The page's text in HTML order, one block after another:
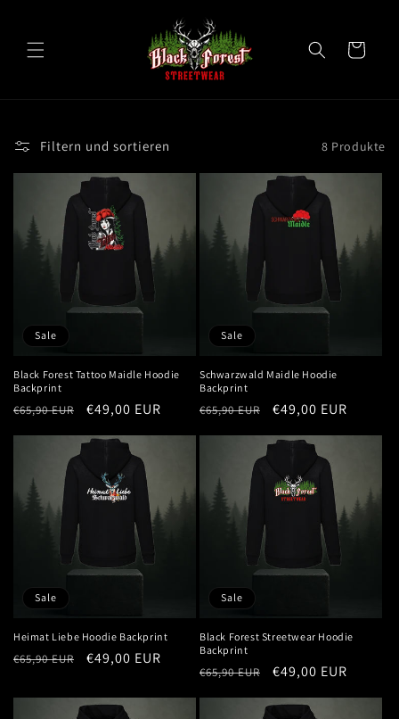
Warenkorb
Filtern und sortieren 8 Produkte
Sale
Black Forest Tattoo Maidle Hoodie
Backprint
Normaler
€65,90 EUR Verkaufspreis
€49,00 EUR
Sale
Schwarzwald Maidle Hoodie
Backprint
Normaler
€65,90 EUR Verkaufspreis
€49,00 EUR
Sale
Heimat Liebe Hoodie Backprint
Normaler
€65,90 EUR Verkaufspreis
€49,00 EUR
Sale
Black Forest Streetwear Hoodie
Backprint
Normaler
€65,90 EUR Verkaufspreis
€49,00 EUR